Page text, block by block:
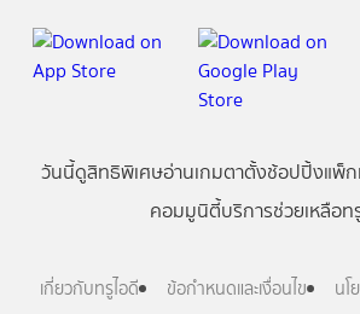
วันนี้ดูสิทธิพิเศษอ่านเกมตาตั้งช้อปปิ้งแพ็ก
คอมมูนิตี้บริการช่วยเหลือท
เกี่ยวกับทรูไอดี ข้อกำหนดและเงื่อนไข
นโ